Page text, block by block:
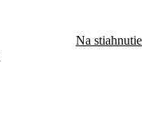
Na stiahnutie